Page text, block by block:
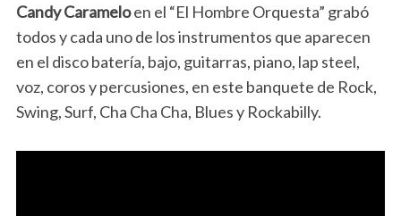
Candy Carameloen el “El Hombre Orquesta” grabó
todos y cada uno de los instrumentos que aparecen
en el disco batería, bajo, guitarras, piano, lap steel,
voz, coros y percusiones, en este banquete de Rock,
Swing, Surf, Cha Cha Cha, Blues y Rockabilly.